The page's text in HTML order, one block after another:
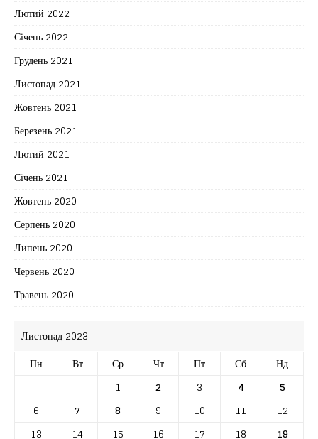
Лютий 2022
Січень 2022
Грудень 2021
Листопад 2021
Жовтень 2021
Березень 2021
Лютий 2021
Січень 2021
Жовтень 2020
Серпень 2020
Липень 2020
Червень 2020
Травень 2020
Листопад 2023
Пн
Вт Ср Чт Пт Сб
Нд
1
2 3 4
5
6
7 8 9 10 11
12
13
14 15 16 17 18 19